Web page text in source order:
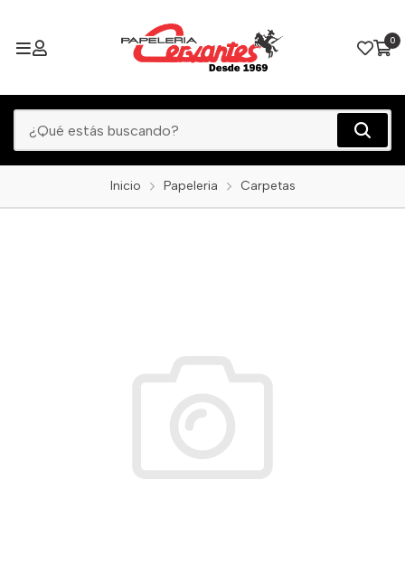
0
Inicio Papeleria Carpetas